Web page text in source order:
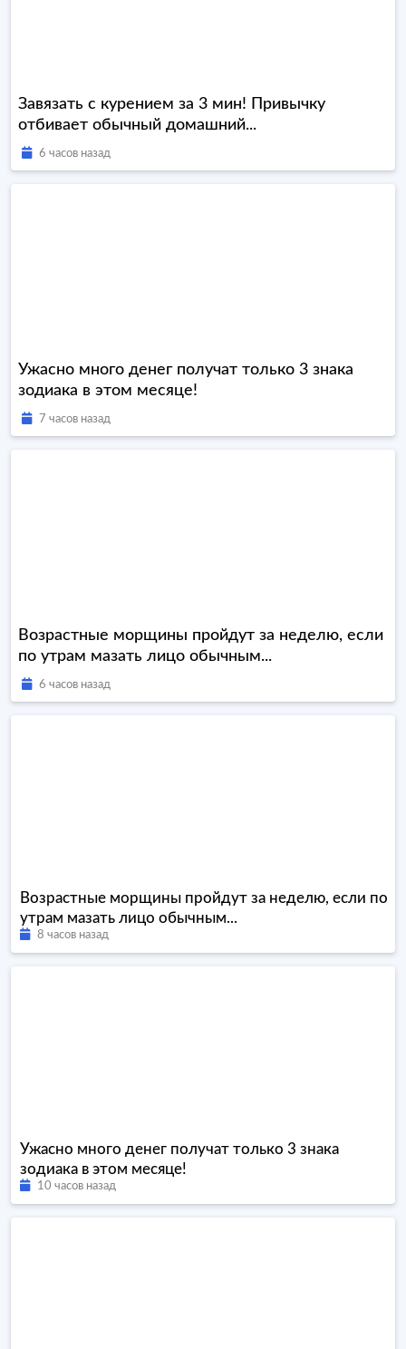
Завязать с курением за 3 мин! Привычку
отбивает обычный домашний...
6 часов назад
Ужасно много денег получат только 3 знака
зодиака в этом месяце!
7 часов назад
Возрастные морщины пройдут за неделю, если
по утрам мазать лицо обычным...
6 часов назад
Возрастные морщины пройдут за неделю, если по
утрам мазать лицо обычным...
8 часов назад
Ужасно много денег получат только 3 знака
зодиака в этом месяце!
10 часов назад